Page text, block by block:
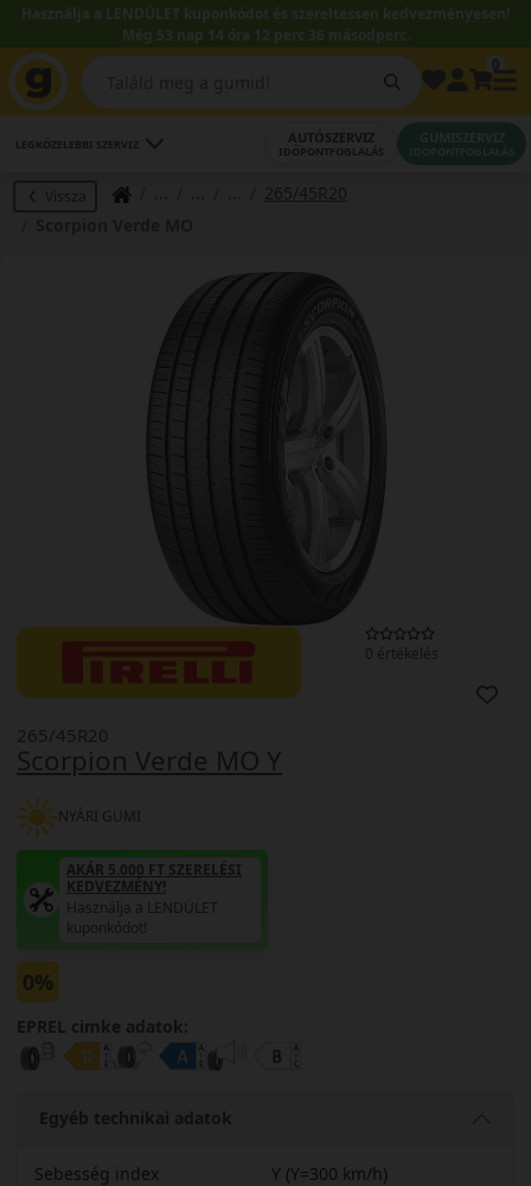
Használja a LENDÜLET kuponkódot és szereltessen kedvezményesen!
Még 53 nap 14 óra 12 perc 35 másodperc.
LEGKÖZELEBBI SZERVIZ AUTÓSZERVIZ
IDŐPONTFOGLALÁS
GUMISZERVIZ
IDŐPONTFOGLALÁS
Vissza
265/45R20
0 értékelés
Scorpion Verde MO Y
265/45R20
NYÁRI GUMI
AKÁR 5.000 FT SZERELÉSI
KEDVEZMÉNY!
Használja a LENDÜLET
kuponkódot!
0%
EPREL cimke adatok:
Egyéb technikai adatok
Sebesség index
Y (Y=300 km/h)